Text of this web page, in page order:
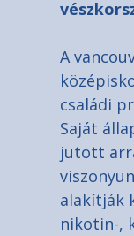
A
családi
Saját
jutott
alakítják
nikotin-,